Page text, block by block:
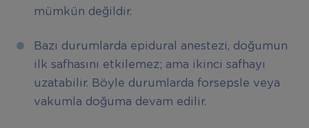
mümkün değildir.
Bazı durumlarda epidural anestezi, doğumun
ilk safhasını etkilemez; ama ikinci safhayı
uzatabilir. Böyle durumlarda forsepsle veya
vakumla doğuma devam edilir.